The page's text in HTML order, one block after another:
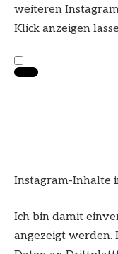
weiteren
Klick anzeigen
Instagram-Inhalte
Ich bin damit
angezeigt werden.